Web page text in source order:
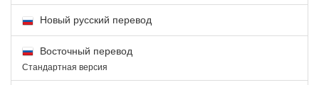
Новый русский перевод
Восточный перевод
Стандартная версия